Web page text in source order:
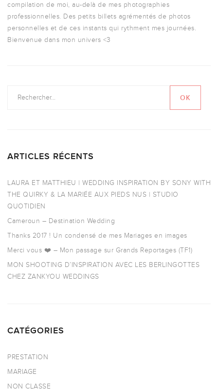
compilation de moi, au-delà de mes photographies
professionnelles. Des petits billets agrémentés de photos
personnelles et de ces instants qui rythment mes journées.
Bienvenue dans mon univers <3
ARTICLES RÉCENTS
LAURA ET MATTHIEU | WEDDING INSPIRATION BY SONY WITH
THE QUIRKY & LA MARIÉE AUX PIEDS NUS | STUDIO
QUOTIDIEN
Cameroun – Destination Wedding
Thanks 2017 ! Un condensé de mes Mariages en images
Merci vous ❤️ – Mon passage sur Grands Reportages (TF1)
MON SHOOTING D’INSPIRATION AVEC LES BERLINGOTTES
CHEZ ZANKYOU WEDDINGS
CATÉGORIES
PRESTATION
MARIAGE
NON CLASSE